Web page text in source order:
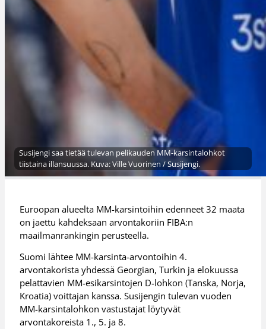
Susijengi saa tietää tulevan pelikauden MM-karsintalohkot
tiistaina illansuussa. Kuva: Ville Vuorinen / Susijengi.
Euroopan alueelta MM-karsintoihin edenneet 32 maata
on jaettu kahdeksaan arvontakoriin FIBA:n
maailmanrankingin perusteella.
Suomi lähtee MM-karsinta-arvontoihin 4.
arvontakorista yhdessä Georgian, Turkin ja elokuussa
pelattavien MM-esikarsintojen D-lohkon (Tanska, Norja,
Kroatia) voittajan kanssa. Susijengin tulevan vuoden
MM-karsintalohkon vastustajat löytyvät
arvontakoreista 1., 5. ja 8.